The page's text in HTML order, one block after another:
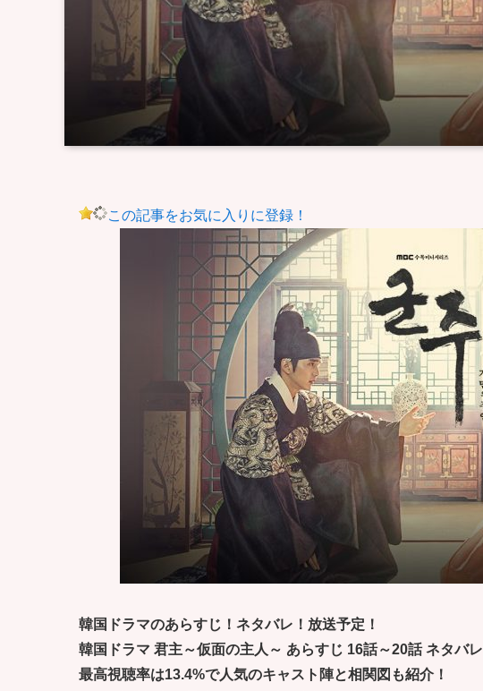
この記事をお気に入りに登録！
韓国ドラマのあらすじ！ネタバレ！放送予定！
韓国ドラマ 君主～仮面の主人～ あらすじ 16話～20話 ネタバレ
最高視聴率は13.4%で人気のキャスト陣と相関図も紹介！